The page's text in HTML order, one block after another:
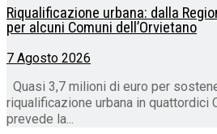
Riqualificazione urbana: dalla
per alcuni Comuni dell’Orvietano
7 Agosto 2026
Quasi 3,7 milioni di euro per
riqualificazione urbana in quattordici
prevede la...